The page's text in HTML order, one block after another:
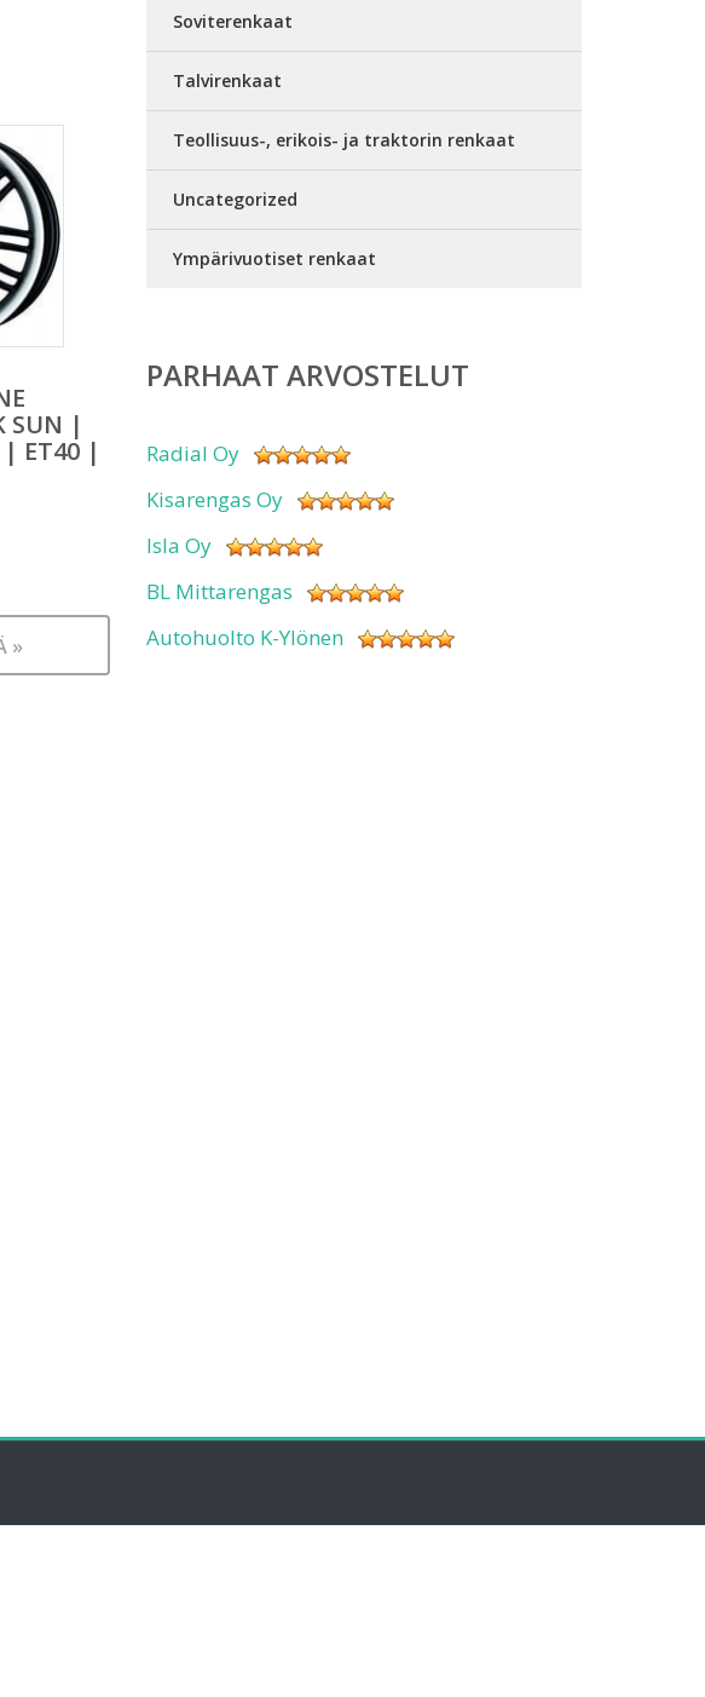
SUN |
| ET40 |
»
Soviterenkaat
Talvirenkaat
Teollisuus-, erikois- ja traktorin renkaat
Uncategorized
Ympärivuotiset renkaat
PARHAAT ARVOSTELUT
Radial Oy
Kisarengas Oy
Isla Oy
BL Mittarengas
Autohuolto K-Ylönen